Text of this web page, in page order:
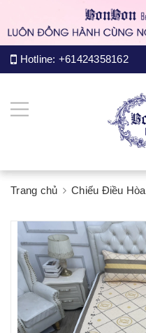
Hotline: +61424358162
Trang chủ Chiếu Điều Hòa